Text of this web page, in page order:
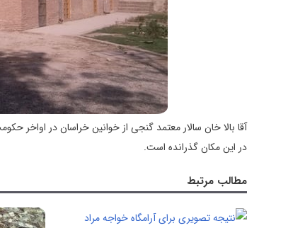
آقا بالا خان سالار معتمد گنجی از خوانین خراسان در اواخر
در این مکان گذرانده است.
مطالب مرتبط